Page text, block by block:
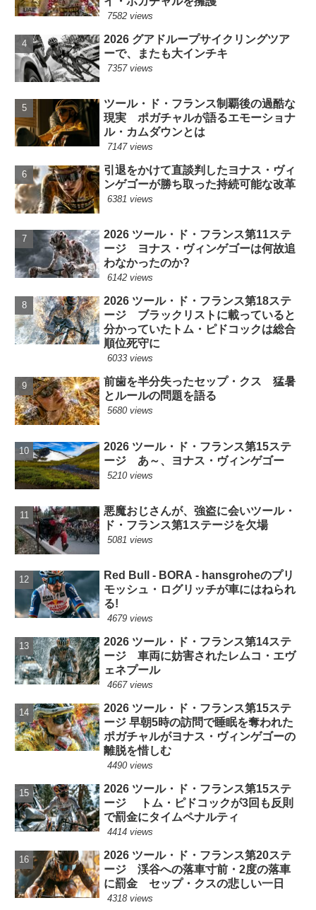
7582 views
2026 グアドループサイクリングツア
ーで、またも大インチキ
7357 views
ツール・ド・フランス制覇後の過酷な
現実 ポガチャルが語るエモーショナ
ル・カムダウンとは
7147 views
引退をかけて直談判したヨナス・ヴィ
ンゲゴーが勝ち取った持続可能な改革
6381 views
2026 ツール・ド・フランス第11ステ
ージ ヨナス・ヴィンゲゴーは何故追
わなかったのか?
6142 views
2026 ツール・ド・フランス第18ステ
ージ ブラックリストに載っていると
分かっていたトム・ピドコックは総合
順位死守に
6033 views
前歯を半分失ったセップ・クス 猛暑
とルールの問題を語る
5680 views
2026 ツール・ド・フランス第15ステ
ージ あ～、ヨナス・ヴィンゲゴー
5210 views
悪魔おじさんが、強盗に会いツール・
ド・フランス第1ステージを欠場
5081 views
Red Bull - BORA - hansgroheのプリ
モッシュ・ログリッチが車にはねられ
る!
4679 views
2026 ツール・ド・フランス第14ステ
ージ 車両に妨害されたレムコ・エヴ
ェネプール
4667 views
2026 ツール・ド・フランス第15ステ
ージ 早朝5時の訪問で睡眠を奪われた
ポガチャルがヨナス・ヴィンゲゴーの
離脱を惜しむ
4490 views
2026 ツール・ド・フランス第15ステ
ージ トム・ピドコックが3回も反則
で罰金にタイムペナルティ
4414 views
2026 ツール・ド・フランス第20ステ
ージ 渓谷への落車寸前・2度の落車
に罰金 セップ・クスの悲しい一日
4318 views